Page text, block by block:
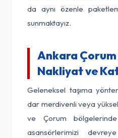
da aynı özenle
sunmaktayız.
Ankara
Nakliyat ve
Geleneksel taşıma
dar merdivenli veya
ve Çorum
asansörlerimizi